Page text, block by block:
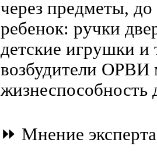
через предметы,
ребенок: ручки
детские игрушки и
возбудители ОРВИ
жизнеспособность
⏩ Мнение